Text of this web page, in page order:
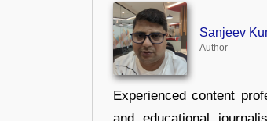
Sanjeev
Author
Experienced content